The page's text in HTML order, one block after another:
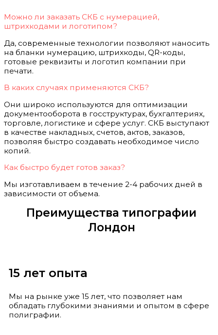
Можно ли заказать СКБ с нумерацией,
штрихкодами и логотипом?
Да, современные технологии позволяют наносить
на бланки нумерацию, штрихкоды, QR-коды,
готовые реквизиты и логотип компании при
печати.
В каких случаях применяются СКБ?
Они широко используются для оптимизации
документооборота в госструктурах, бухгалтериях,
торговле, логистике и сфере услуг. СКБ выступают
в качестве накладных, счетов, актов, заказов,
позволяя быстро создавать необходимое число
копий.
Как быстро будет готов заказ?
Мы изготавливаем в течение 2-4 рабочих дней в
зависимости от объема.
Преимущества типографии
Лондон
15 лет опыта
Мы на рынке уже 15 лет, что позволяет нам
обладать глубокими знаниями и опытом в сфере
полиграфии.